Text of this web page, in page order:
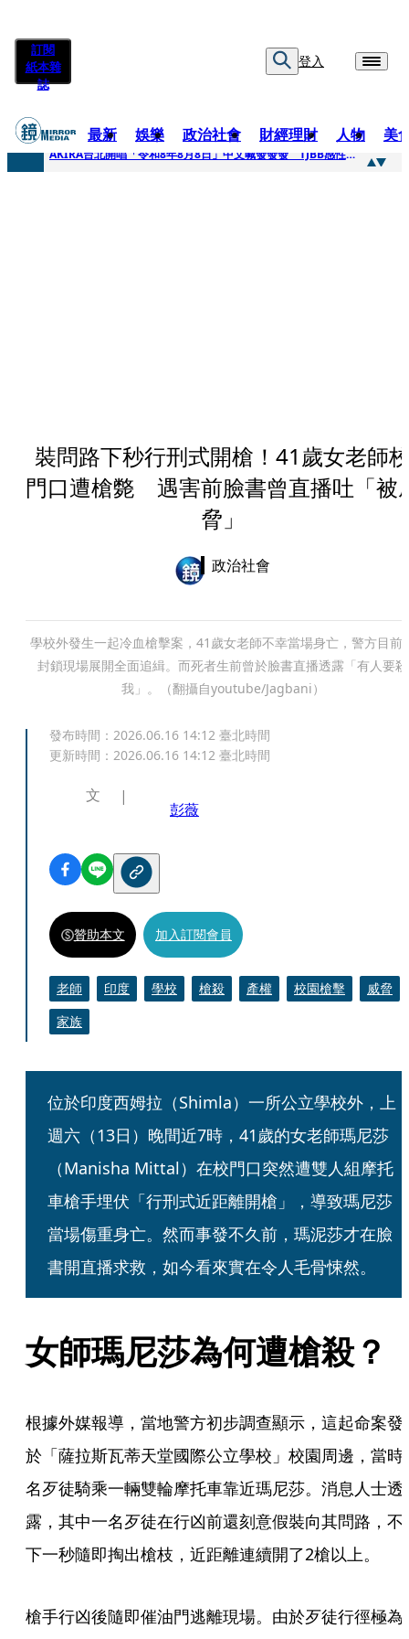
訂閱
紙本雜
誌
登入
最新 娛樂 政治社會 財經理財 人物 美
快訊
AKIRA台北開唱「令和8年8月8日」中文喊發發發 TJBB感性喊「謝謝AKIRA桑」
裝問路下秒行刑式開槍！41歲女老師
門口遭槍斃 遇害前臉書曾直播吐「被
脅」
政治社會
學校外發生一起冷血槍擊案，41歲女老師不幸當場身亡，警方目前
封鎖現場展開全面追緝。而死者生前曾於臉書直播透露「有人要殺
我」。（翻攝自youtube/Jagbani）
發布時間： 2026.06.16 14:12 臺北時間
更新時間： 2026.06.16 14:12 臺北時間
文
彭薇
贊助本文 加入訂閱會員
老師 印度 學校 槍殺 產權 校園槍擊
威脅
家族
位於印度西姆拉（Shimla）一所公立學校外，上
週六（13日）晚間近7時，41歲的女老師瑪尼莎
（Manisha Mittal）在校門口突然遭雙人組摩托
車槍手埋伏「行刑式近距離開槍」，導致瑪尼莎
當場傷重身亡。然而事發不久前，瑪泥莎才在臉
書開直播求救，如今看來實在令人毛骨悚然。
女師瑪尼莎為何遭槍殺？
根據外媒報導，當地警方初步調查顯示，這起命案發
於「薩拉斯瓦蒂天堂國際公立學校」校園周邊，當時
名歹徒騎乘一輛雙輪摩托車靠近瑪尼莎。消息人士透
露，其中一名歹徒在行凶前還刻意假裝向其問路，不
下一秒隨即掏出槍枝，近距離連續開了2槍以上。
槍手行凶後隨即催油門逃離現場。由於歹徒行徑極為